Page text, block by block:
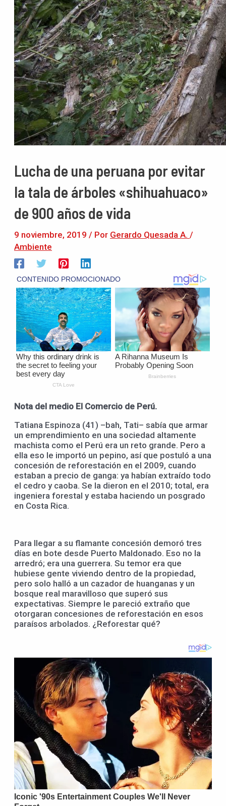
Lucha de una peruana por evitar
la tala de árboles «shihuahuaco»
de 900 años de vida
9 noviembre, 2019 / Por Gerardo Quesada A. /
Ambiente
Nota del medio El Comercio de Perú.
Tatiana Espinoza (41) –bah, Tati– sabía que armar
un emprendimiento en una sociedad altamente
machista como el Perú era un reto grande. Pero a
ella eso le importó un pepino, así que postuló a una
concesión de reforestación en el 2009, cuando
estaban a precio de ganga: ya habían extraído todo
el cedro y caoba. Se la dieron en el 2010; total, era
ingeniera forestal y estaba haciendo un posgrado
en Costa Rica.
Para llegar a su flamante concesión demoró tres
días en bote desde Puerto Maldonado. Eso no la
arredró; era una guerrera. Su temor era que
hubiese gente viviendo dentro de la propiedad,
pero solo halló a un cazador de huanganas y un
bosque real maravilloso que superó sus
expectativas. Siempre le pareció extraño que
otorgaran concesiones de reforestación en esos
paraísos arbolados. ¿Reforestar qué?